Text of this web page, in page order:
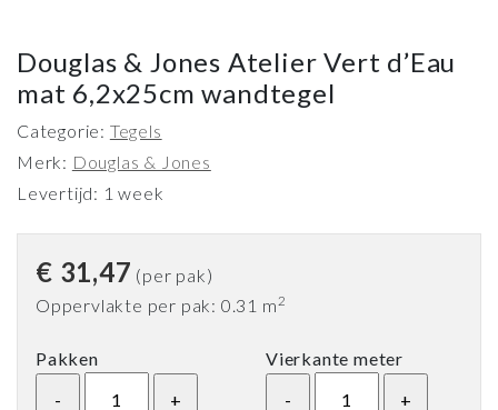
Douglas & Jones Atelier Vert d’Eau
mat 6,2x25cm wandtegel
Categorie: Tegels
Merk: Douglas & Jones
Levertijd: 1 week
€ 31,47 (per pak)
Oppervlakte per pak: 0.31 m 2
Pakken Vierkante meter